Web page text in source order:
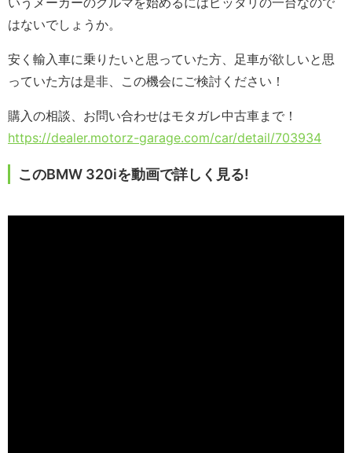
はないでしょうか。
安く輸入車に乗りたいと思っていた方、足車が欲しいと思
っていた方は是非、この機会にご検討ください！
購入の相談、お問い合わせはモタガレ中古車まで！
https://dealer.motorz-garage.com/car/detail/703934
このBMW 320iを動画で詳しく見る!